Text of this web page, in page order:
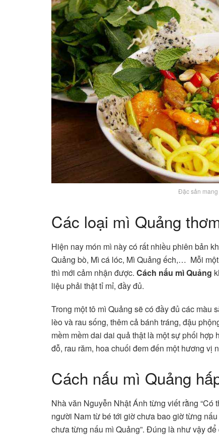
Đặc sản
Các loại mì Quảng
Hiện nay món mì này có rất nhiều phiên bản
Quảng bò, Mì cá lóc, Mì Quảng ếch,… Mỗi
thì mới cảm nhận được. Cách nấu mì Quảng
liệu phải thật tỉ mỉ, đầy đủ.
Trong một tô mì Quảng sẽ có đầy đủ các
lèo và rau sống, thêm cả bánh tráng, đậu
mềm mềm dai dai quả thật là một sự phối
đỗ, rau răm, hoa chuối đem đến một hương vị
Cách nấu mì Quảng
Nhà văn Nguyễn Nhật Ánh từng viết rằng
người Nam từ bé tới giờ chưa bao giờ từng
chưa từng nấu mì Quảng”. Đúng là như vậy